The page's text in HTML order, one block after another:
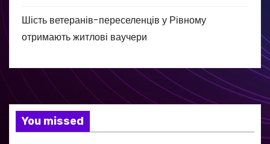
Шість ветеранів-переселенців у Рівному
отримають житлові ваучери
You missed